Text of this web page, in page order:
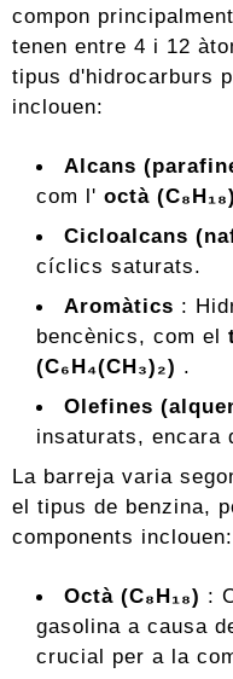
compon
tenen entre 4 i 12
tipus d'hidrocarburs
inclouen:
Alcans
com l' octà (C₈H₁₈)
Cicloalcans
cíclics saturats.
Aromàtics :
bencènics, com el
(C₆H₄(CH₃)₂) .
Olefines
insaturats, encara
La barreja varia
el tipus de benzina,
components inclouen:
Octà (C₈H₁₈) :
gasolina a causa
crucial per a la